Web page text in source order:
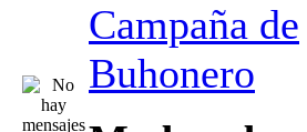
Campaña de
Buhonero